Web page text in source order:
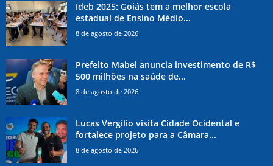
Ideb 2025: Goiás tem a melhor escola
estadual de Ensino Médio...
8 de agosto de 2026
Prefeito Mabel anuncia investimento de R$
500 milhões na saúde de...
8 de agosto de 2026
Lucas Vergílio visita Cidade Ocidental e
fortalece projeto para a Câmara...
8 de agosto de 2026